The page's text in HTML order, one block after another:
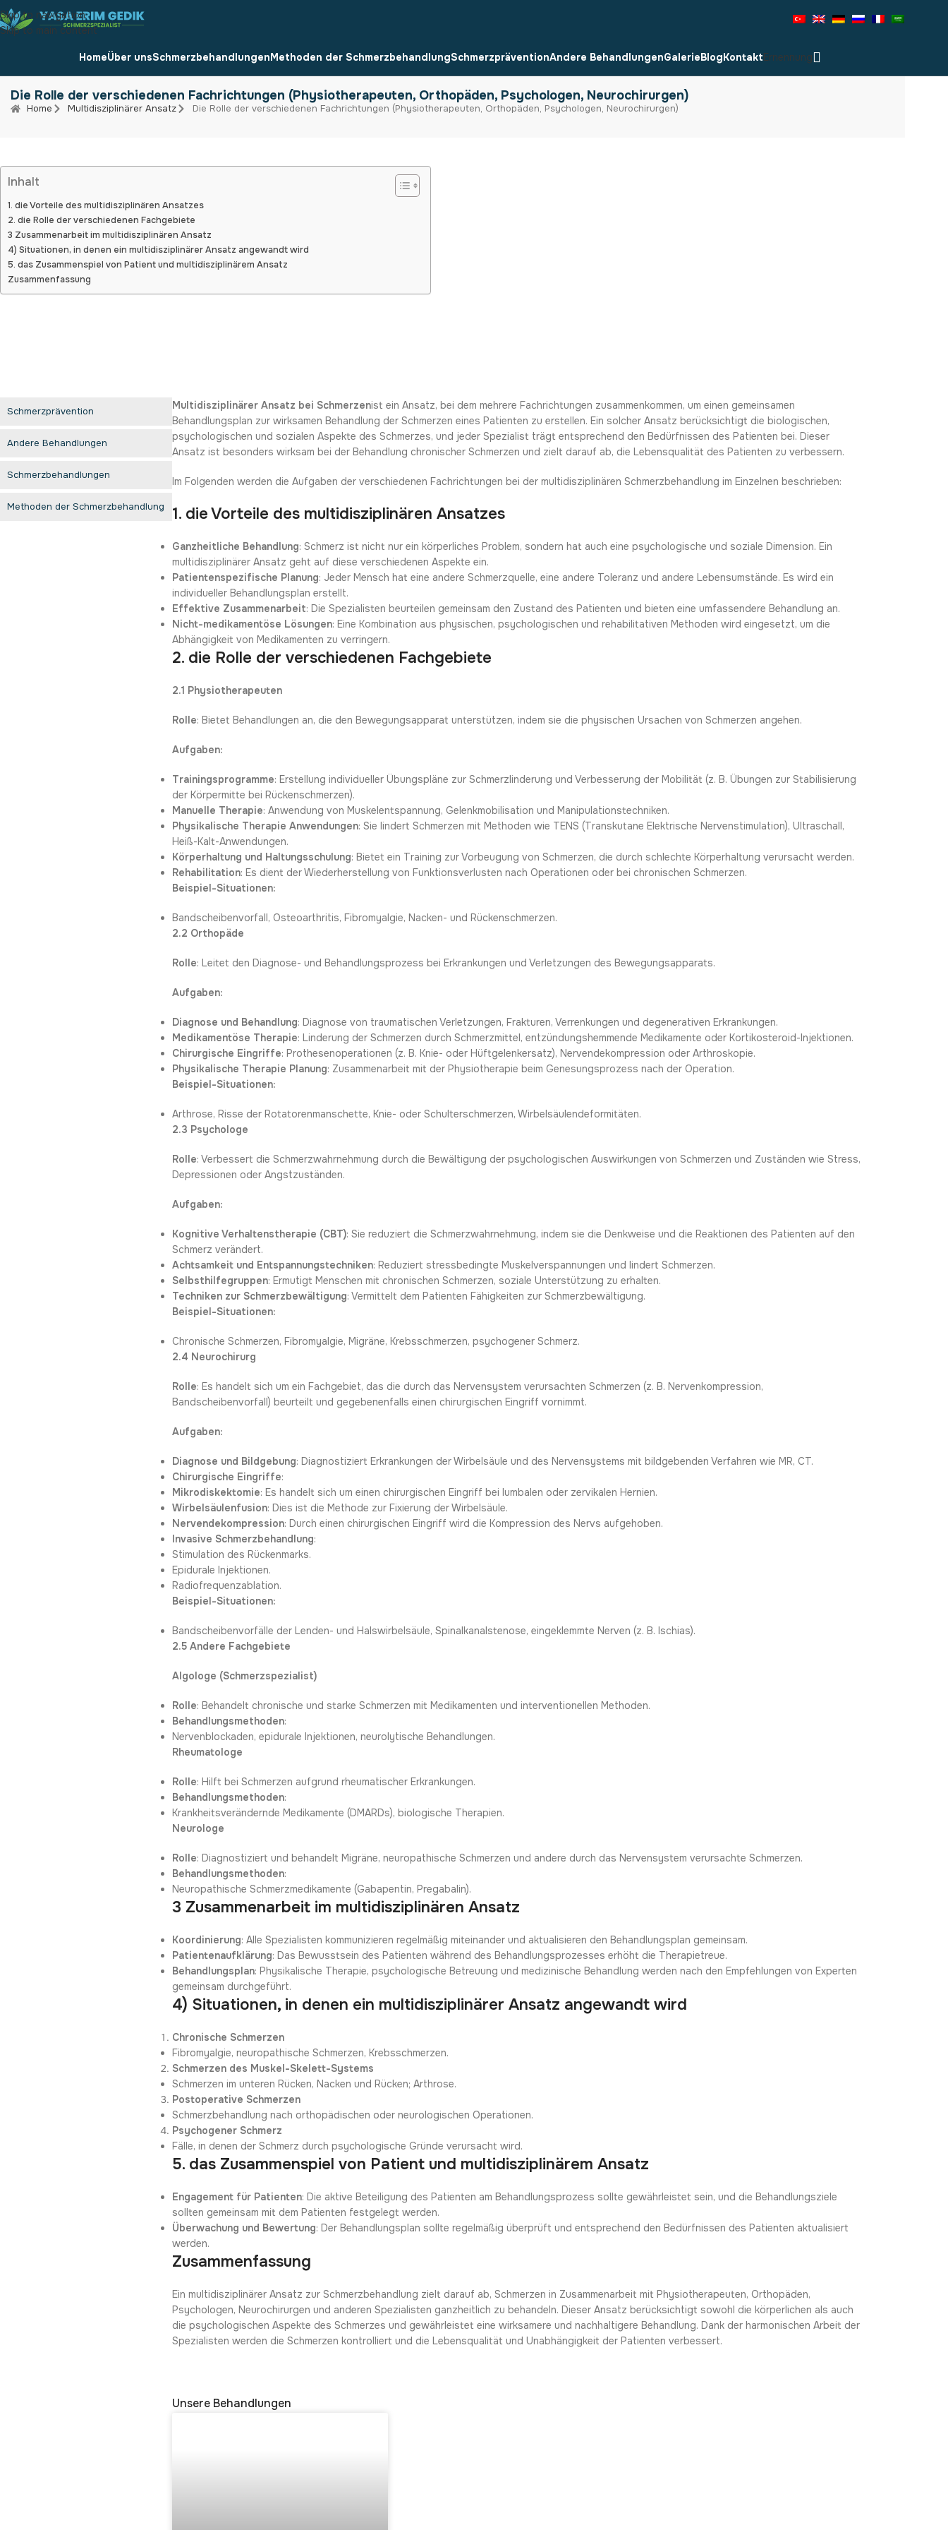
Skip to navigation
Skip to main content
HomeÜber unsSchmerzbehandlungenMethoden der SchmerzbehandlungSchmerzpräventionAndere BehandlungenGalerieBlogKontaktErnennung
Die Rolle der verschiedenen Fachrichtungen (Physiotherapeuten, Orthopäden, Psychologen, Neurochirurgen)
Home Multidisziplinärer Ansatz Die Rolle der verschiedenen Fachrichtungen (Physiotherapeuten, Orthopäden, Psychologen, Neurochirurgen)
Inhalt
1. die Vorteile des multidisziplinären Ansatzes
2. die Rolle der verschiedenen Fachgebiete
3 Zusammenarbeit im multidisziplinären Ansatz
4) Situationen, in denen ein multidisziplinärer Ansatz angewandt wird
5. das Zusammenspiel von Patient und multidisziplinärem Ansatz
Zusammenfassung
Schmerzprävention
Andere Behandlungen
Schmerzbehandlungen
Methoden der Schmerzbehandlung
Multidisziplinärer Ansatz bei Schmerzenist ein Ansatz, bei dem mehrere Fachrichtungen zusammenkommen, um einen gemeinsamen
Behandlungsplan zur wirksamen Behandlung der Schmerzen eines Patienten zu erstellen. Ein solcher Ansatz berücksichtigt die biologischen,
psychologischen und sozialen Aspekte des Schmerzes, und jeder Spezialist trägt entsprechend den Bedürfnissen des Patienten bei. Dieser
Ansatz ist besonders wirksam bei der Behandlung chronischer Schmerzen und zielt darauf ab, die Lebensqualität des Patienten zu verbessern.
Im Folgenden werden die Aufgaben der verschiedenen Fachrichtungen bei der multidisziplinären Schmerzbehandlung im Einzelnen beschrieben:
1. die Vorteile des multidisziplinären Ansatzes
Ganzheitliche Behandlung: Schmerz ist nicht nur ein körperliches Problem, sondern hat auch eine psychologische und soziale Dimension. Ein
multidisziplinärer Ansatz geht auf diese verschiedenen Aspekte ein.
Patientenspezifische Planung: Jeder Mensch hat eine andere Schmerzquelle, eine andere Toleranz und andere Lebensumstände. Es wird ein
individueller Behandlungsplan erstellt.
Effektive Zusammenarbeit: Die Spezialisten beurteilen gemeinsam den Zustand des Patienten und bieten eine umfassendere Behandlung an.
Nicht-medikamentöse Lösungen: Eine Kombination aus physischen, psychologischen und rehabilitativen Methoden wird eingesetzt, um die
Abhängigkeit von Medikamenten zu verringern.
2. die Rolle der verschiedenen Fachgebiete
2.1 Physiotherapeuten
Rolle: Bietet Behandlungen an, die den Bewegungsapparat unterstützen, indem sie die physischen Ursachen von Schmerzen angehen.
Aufgaben:
Trainingsprogramme: Erstellung individueller Übungspläne zur Schmerzlinderung und Verbesserung der Mobilität (z. B. Übungen zur Stabilisierung
der Körpermitte bei Rückenschmerzen).
Manuelle Therapie: Anwendung von Muskelentspannung, Gelenkmobilisation und Manipulationstechniken.
Physikalische Therapie Anwendungen: Sie lindert Schmerzen mit Methoden wie TENS (Transkutane Elektrische Nervenstimulation), Ultraschall,
Heiß-Kalt-Anwendungen.
Körperhaltung und Haltungsschulung: Bietet ein Training zur Vorbeugung von Schmerzen, die durch schlechte Körperhaltung verursacht werden.
Rehabilitation: Es dient der Wiederherstellung von Funktionsverlusten nach Operationen oder bei chronischen Schmerzen.
Beispiel-Situationen:
Bandscheibenvorfall, Osteoarthritis, Fibromyalgie, Nacken- und Rückenschmerzen.
2.2 Orthopäde
Rolle: Leitet den Diagnose- und Behandlungsprozess bei Erkrankungen und Verletzungen des Bewegungsapparats.
Aufgaben:
Diagnose und Behandlung: Diagnose von traumatischen Verletzungen, Frakturen, Verrenkungen und degenerativen Erkrankungen.
Medikamentöse Therapie: Linderung der Schmerzen durch Schmerzmittel, entzündungshemmende Medikamente oder Kortikosteroid-Injektionen.
Chirurgische Eingriffe: Prothesenoperationen (z. B. Knie- oder Hüftgelenkersatz), Nervendekompression oder Arthroskopie.
Physikalische Therapie Planung: Zusammenarbeit mit der Physiotherapie beim Genesungsprozess nach der Operation.
Beispiel-Situationen:
Arthrose, Risse der Rotatorenmanschette, Knie- oder Schulterschmerzen, Wirbelsäulendeformitäten.
2.3 Psychologe
Rolle: Verbessert die Schmerzwahrnehmung durch die Bewältigung der psychologischen Auswirkungen von Schmerzen und Zuständen wie Stress,
Depressionen oder Angstzuständen.
Aufgaben:
Kognitive Verhaltenstherapie (CBT): Sie reduziert die Schmerzwahrnehmung, indem sie die Denkweise und die Reaktionen des Patienten auf den
Schmerz verändert.
Achtsamkeit und Entspannungstechniken: Reduziert stressbedingte Muskelverspannungen und lindert Schmerzen.
Selbsthilfegruppen: Ermutigt Menschen mit chronischen Schmerzen, soziale Unterstützung zu erhalten.
Techniken zur Schmerzbewältigung: Vermittelt dem Patienten Fähigkeiten zur Schmerzbewältigung.
Beispiel-Situationen:
Chronische Schmerzen, Fibromyalgie, Migräne, Krebsschmerzen, psychogener Schmerz.
2.4 Neurochirurg
Rolle: Es handelt sich um ein Fachgebiet, das die durch das Nervensystem verursachten Schmerzen (z. B. Nervenkompression,
Bandscheibenvorfall) beurteilt und gegebenenfalls einen chirurgischen Eingriff vornimmt.
Aufgaben:
Diagnose und Bildgebung: Diagnostiziert Erkrankungen der Wirbelsäule und des Nervensystems mit bildgebenden Verfahren wie MR, CT.
Chirurgische Eingriffe:
Mikrodiskektomie: Es handelt sich um einen chirurgischen Eingriff bei lumbalen oder zervikalen Hernien.
Wirbelsäulenfusion: Dies ist die Methode zur Fixierung der Wirbelsäule.
Nervendekompression: Durch einen chirurgischen Eingriff wird die Kompression des Nervs aufgehoben.
Invasive Schmerzbehandlung:
Stimulation des Rückenmarks.
Epidurale Injektionen.
Radiofrequenzablation.
Beispiel-Situationen:
Bandscheibenvorfälle der Lenden- und Halswirbelsäule, Spinalkanalstenose, eingeklemmte Nerven (z. B. Ischias).
2.5 Andere Fachgebiete
Algologe (Schmerzspezialist)
Rolle: Behandelt chronische und starke Schmerzen mit Medikamenten und interventionellen Methoden.
Behandlungsmethoden:
Nervenblockaden, epidurale Injektionen, neurolytische Behandlungen.
Rheumatologe
Rolle: Hilft bei Schmerzen aufgrund rheumatischer Erkrankungen.
Behandlungsmethoden:
Krankheitsverändernde Medikamente (DMARDs), biologische Therapien.
Neurologe
Rolle: Diagnostiziert und behandelt Migräne, neuropathische Schmerzen und andere durch das Nervensystem verursachte Schmerzen.
Behandlungsmethoden:
Neuropathische Schmerzmedikamente (Gabapentin, Pregabalin).
3 Zusammenarbeit im multidisziplinären Ansatz
Koordinierung: Alle Spezialisten kommunizieren regelmäßig miteinander und aktualisieren den Behandlungsplan gemeinsam.
Patientenaufklärung: Das Bewusstsein des Patienten während des Behandlungsprozesses erhöht die Therapietreue.
Behandlungsplan: Physikalische Therapie, psychologische Betreuung und medizinische Behandlung werden nach den Empfehlungen von Experten
gemeinsam durchgeführt.
4) Situationen, in denen ein multidisziplinärer Ansatz angewandt wird
Chronische Schmerzen
Fibromyalgie, neuropathische Schmerzen, Krebsschmerzen.
Schmerzen des Muskel-Skelett-Systems
Schmerzen im unteren Rücken, Nacken und Rücken; Arthrose.
Postoperative Schmerzen
Schmerzbehandlung nach orthopädischen oder neurologischen Operationen.
Psychogener Schmerz
Fälle, in denen der Schmerz durch psychologische Gründe verursacht wird.
5. das Zusammenspiel von Patient und multidisziplinärem Ansatz
Engagement für Patienten: Die aktive Beteiligung des Patienten am Behandlungsprozess sollte gewährleistet sein, und die Behandlungsziele
sollten gemeinsam mit dem Patienten festgelegt werden.
Überwachung und Bewertung: Der Behandlungsplan sollte regelmäßig überprüft und entsprechend den Bedürfnissen des Patienten aktualisiert
werden.
Zusammenfassung
Ein multidisziplinärer Ansatz zur Schmerzbehandlung zielt darauf ab, Schmerzen in Zusammenarbeit mit Physiotherapeuten, Orthopäden,
Psychologen, Neurochirurgen und anderen Spezialisten ganzheitlich zu behandeln. Dieser Ansatz berücksichtigt sowohl die körperlichen als auch
die psychologischen Aspekte des Schmerzes und gewährleistet eine wirksamere und nachhaltigere Behandlung. Dank der harmonischen Arbeit der
Spezialisten werden die Schmerzen kontrolliert und die Lebensqualität und Unabhängigkeit der Patienten verbessert.
Unsere Behandlungen